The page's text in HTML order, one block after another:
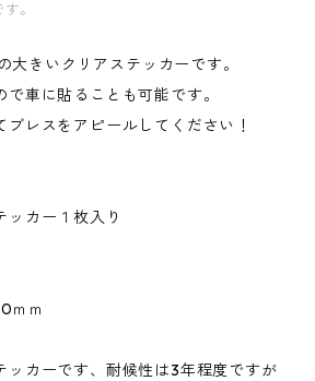
す。
きいクリアステッカーです。
車に貼ることも可能です。
レスをアピールしてください！
ッカー１枚入り
ｍｍ
ッカーです、耐候性は3年程度ですが